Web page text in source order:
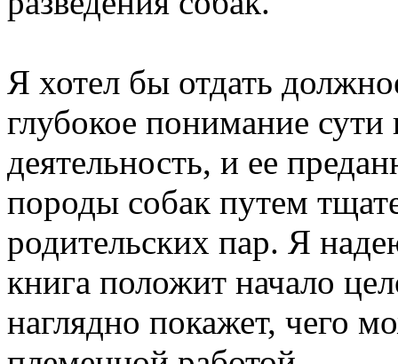
Я хотел бы отдать
глубокое понимание
деятельность, и ее
породы собак путем
родительских пар. Я
книга положит начало
наглядно покажет, чего